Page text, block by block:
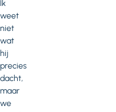
Ik
weet
niet
wat
hij
precies
dacht,
maar
we